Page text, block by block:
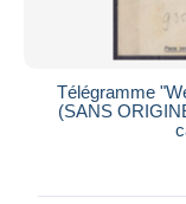
Télégramme
(SANS